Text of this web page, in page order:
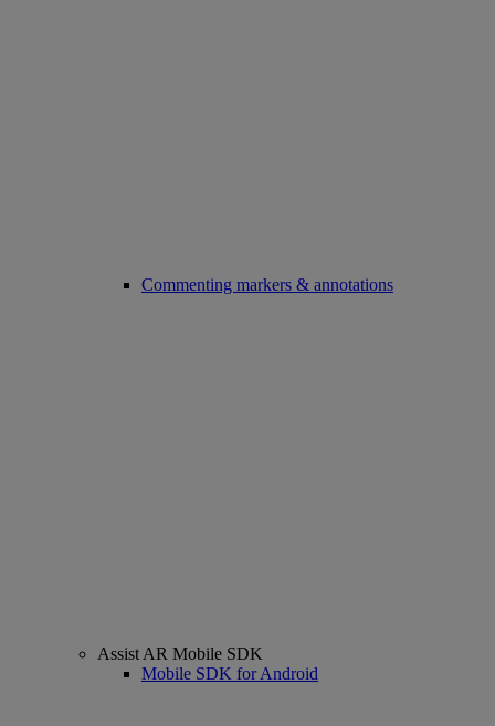
Commenting markers & annotations
Assist AR Mobile SDK
Mobile SDK for Android